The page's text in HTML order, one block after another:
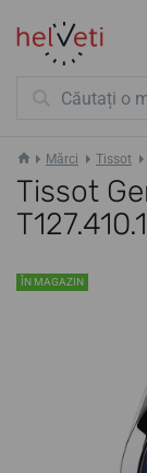
Mărci Tissot
Tissot
ÎN MAGAZIN